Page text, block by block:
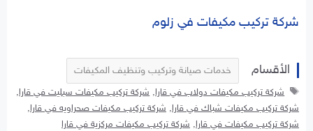
شركة تركيب مكيفات في زلوم
التصنيفات
خدمات صيانة وتركيب وتنظيف المكيفات
الوسوم
شركة تركيب مكيفات دولاب في قارا, شركة تركيب مكيفات سبليت في قارا,
شركة تركيب مكيفات شباك في قارا, شركة تركيب مكيفات صحراويه في قارا,
شركة تركيب مكيفات في قارا, شركة تركيب مكيفات مركزية في قارا